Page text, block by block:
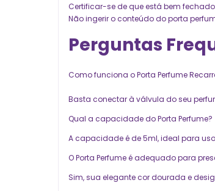
Certificar-se de que está bem
Não ingerir o conteúdo do porta
Perguntas
Como funciona o Porta Perfume
Basta conectar à válvula do seu
Qual a capacidade do Porta Perfume?
A capacidade é de 5ml, ideal para
O Porta Perfume é adequado para
Sim, sua elegante cor dourada e